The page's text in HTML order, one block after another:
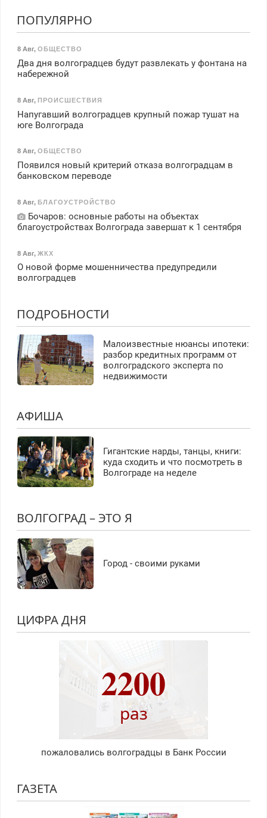
ПОПУЛЯРНО
8 Авг, ОБЩЕСТВО
Два дня волгоградцев будут развлекать у фонтана на
набережной
8 Авг, ПРОИСШЕСТВИЯ
Напугавший волгоградцев крупный пожар тушат на
юге Волгограда
8 Авг, ОБЩЕСТВО
Появился новый критерий отказа волгоградцам в
банковском переводе
8 Авг, БЛАГОУСТРОЙСТВО
Бочаров: основные работы на объектах
благоустройствах Волгограда завершат к 1 сентября
8 Авг, ЖКХ
О новой форме мошенничества предупредили
волгоградцев
ПОДРОБНОСТИ
Малоизвестные нюансы ипотеки:
разбор кредитных программ от
волгоградского эксперта по
недвижимости
АФИША
Гигантские нарды, танцы, книги:
куда сходить и что посмотреть в
Волгограде на неделе
ВОЛГОГРАД – ЭТО Я
Город - своими руками
ЦИФРА ДНЯ
2200
раз
пожаловались волгоградцы в Банк России
ГАЗЕТА